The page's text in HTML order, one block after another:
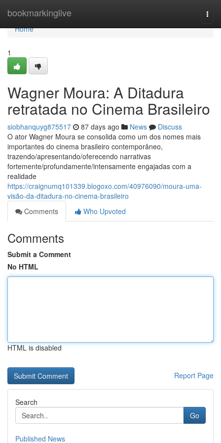
bookmarkinglive
Home
Home
1
Wagner Moura: A Ditadura
retratada no Cinema Brasileiro
siobhanquyg875517 87 days ago News
Discuss
O ator Wagner Moura se consolida como um dos nomes mais
importantes do cinema brasileiro contemporâneo,
trazendo/apresentando/oferecendo narrativas
fortemente/profundamente/intensamente engajadas com a
realidade
https://craignumq101339.blogoxo.com/40976090/moura-uma-
visão-da-ditadura-no-cinema-brasileiro
Comments
Who Upvoted
Comments
Submit a Comment
No HTML
HTML is disabled
Report Page
Search
Go
Published News